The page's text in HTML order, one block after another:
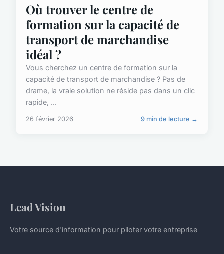
Où trouver le centre de
formation sur la capacité de
transport de marchandise
idéal ?
Vous cherchez un centre de formation sur la
capacité de transport de marchandise ? Pas de
drame, la vraie solution ne réside pas dans un clic
rapide, ...
26 février 2026 9 min de lecture →
Lead Vision
Votre source d'information pour piloter votre entreprise